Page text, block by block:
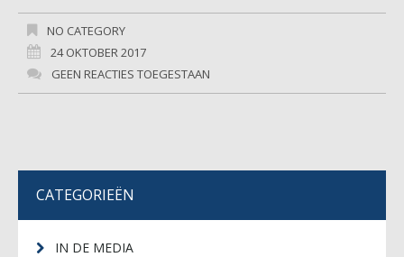
NO CATEGORY
24 OKTOBER 2017
GEEN REACTIES TOEGESTAAN
CATEGORIEËN
IN DE MEDIA